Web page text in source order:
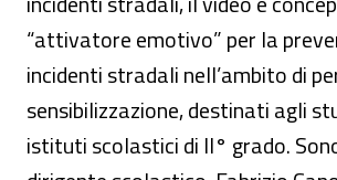
“attivatore emotivo” per la
incidenti stradali nell’ambito di
sensibilizzazione, destinati agli
istituti scolastici di II° grado.